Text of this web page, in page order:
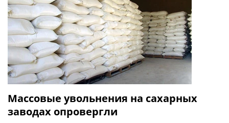
Массовые увольнения на сахарных
заводах опровергли